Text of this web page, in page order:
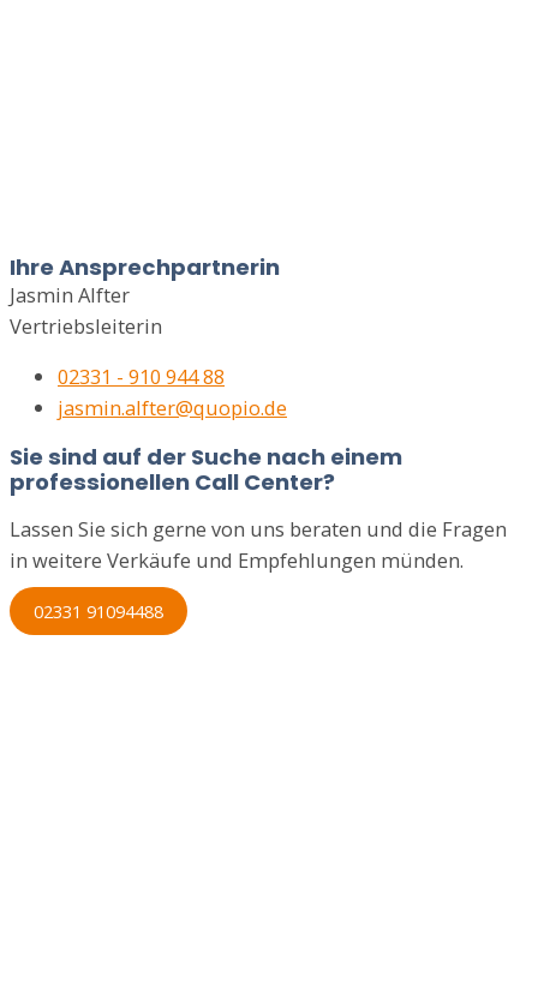
Ihre Ansprechpartnerin
Jasmin Alfter
Vertriebsleiterin
02331 - 910 944 88
jasmin.alfter@quopio.de
Sie sind auf der Suche nach einem
professionellen Call Center?
Lassen Sie sich gerne von uns beraten und die Fragen
in weitere Verkäufe und Empfehlungen münden.
02331 91094488